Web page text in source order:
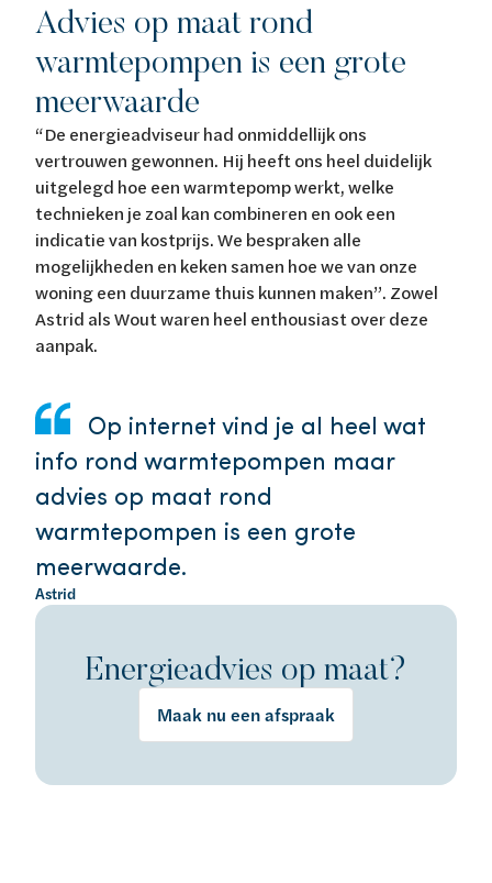
Advies op maat rond
warmtepompen is een grote
meerwaarde
“De energieadviseur had onmiddellijk ons
vertrouwen gewonnen. Hij heeft ons heel duidelijk
uitgelegd hoe een warmtepomp werkt, welke
technieken je zoal kan combineren en ook een
indicatie van kostprijs. We bespraken alle
mogelijkheden en keken samen hoe we van onze
woning een duurzame thuis kunnen maken”. Zowel
Astrid als Wout waren heel enthousiast over deze
aanpak.
Op internet vind je al heel wat
info rond warmtepompen maar
advies op maat rond
warmtepompen is een grote
meerwaarde.
Astrid
Energieadvies op maat?
Maak nu een afspraak